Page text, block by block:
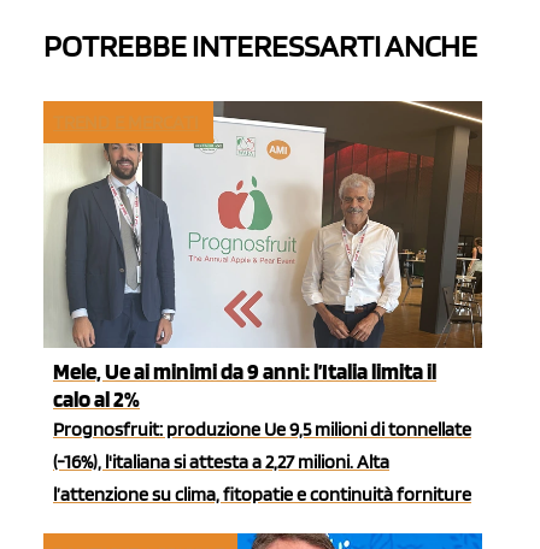
POTREBBE INTERESSARTI ANCHE
Mele, Ue ai minimi da 9 anni: l’Italia limita il
calo al 2%
Prognosfruit: produzione Ue 9,5 milioni di tonnellate
(-16%), l'italiana si attesta a 2,27 milioni. Alta
l’attenzione su clima, fitopatie e continuità forniture